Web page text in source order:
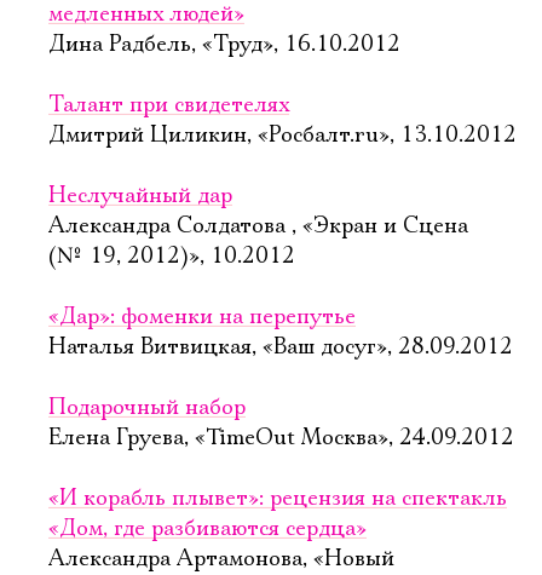
медленных людей»
Дина Радбель, «Труд», 16.10.2012
Талант при свидетелях
Дмитрий Циликин, «Росбалт.ru», 13.10.2012
Неслучайный дар
Александра Солдатова , «Экран и Сцена
(№ 19, 2012)», 10.2012
«Дар»: фоменки на перепутье
Наталья Витвицкая, «Ваш досуг», 28.09.2012
Подарочный набор
Елена Груева, «TimeOut Москва», 24.09.2012
«И корабль плывет»: рецензия на спектакль
«Дом, где разбиваются сердца»
Александра Артамонова, «Новый